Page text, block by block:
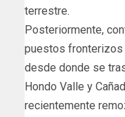
terrestre.
Posteriormente,
puestos fronterizos
desde donde se
Hondo Valle y
recientemente